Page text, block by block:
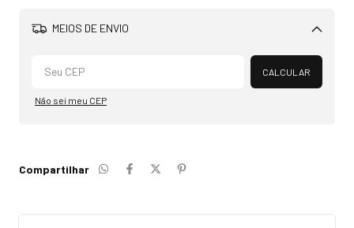
MEIOS DE ENVIO
Alterar CEP
CALCULAR
Não sei meu CEP
Compartilhar